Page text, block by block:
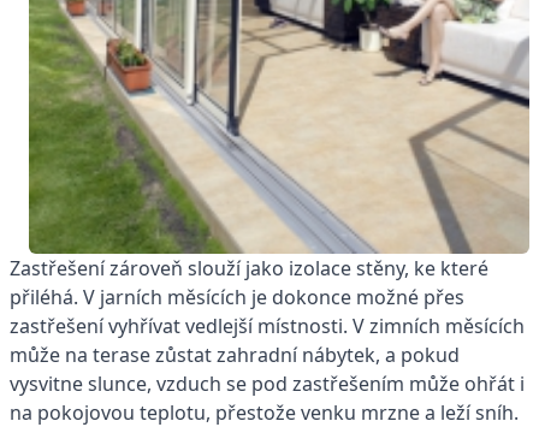
Zastřešení zároveň slouží jako izolace stěny, ke které
přiléhá. V jarních měsících je dokonce možné přes
zastřešení vyhřívat vedlejší místnosti. V zimních měsících
může na terase zůstat zahradní nábytek, a pokud
vysvitne slunce, vzduch se pod zastřešením může ohřát i
na pokojovou teplotu, přestože venku mrzne a leží sníh.